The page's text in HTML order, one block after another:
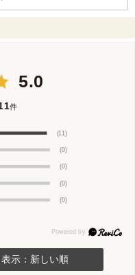
5.0
件
(11)
(0)
(0)
(0)
(0)
表示：新しい順